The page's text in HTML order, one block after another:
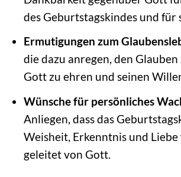
des Geburtstagskindes und für
Ermutigungen zum
die dazu anregen, den Glauben
Gott zu ehren und seinen
Wünsche für persönliches
Anliegen, dass das
Weisheit, Erkenntnis und Liebe
geleitet von Gott.